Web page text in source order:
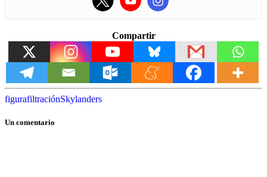
Compartir
figurafiltraciónSkylanders
Un comentario